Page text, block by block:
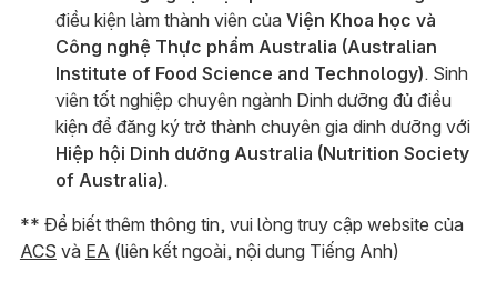
điều kiện làm thành viên của Viện Khoa học và
Công nghệ Thực phẩm Australia (Australian
Institute of Food Science and Technology). Sinh
viên tốt nghiệp chuyên ngành Dinh dưỡng đủ điều
kiện để đăng ký trở thành chuyên gia dinh dưỡng với
Hiệp hội Dinh dưỡng Australia (Nutrition Society
of Australia).
** Để biết thêm thông tin, vui lòng truy cập website của
ACS và EA (liên kết ngoài, nội dung Tiếng Anh)